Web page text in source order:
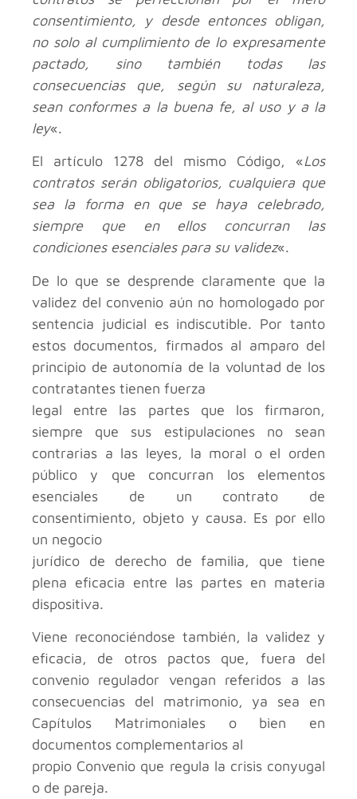
consentimiento, y desde entonces obligan,
no solo al cumplimiento de lo expresamente
pactado, sino también todas las
consecuencias que, según su naturaleza,
sean conformes a la buena fe, al uso y a la
ley«.
El artículo 1278 del mismo Código, «Los
contratos serán obligatorios, cualquiera que
sea la forma en que se haya celebrado,
siempre que en ellos concurran las
condiciones esenciales para su validez«.
De lo que se desprende claramente que la
validez del convenio aún no homologado por
sentencia judicial es indiscutible. Por tanto
estos documentos, firmados al amparo del
principio de autonomía de la voluntad de los
contratantes tienen fuerza
legal entre las partes que los firmaron,
siempre que sus estipulaciones no sean
contrarias a las leyes, la moral o el orden
público y que concurran los elementos
esenciales de un contrato de
consentimiento, objeto y causa. Es por ello
un negocio
jurídico de derecho de familia, que tiene
plena eficacia entre las partes en materia
dispositiva.
Viene reconociéndose también, la validez y
eficacia, de otros pactos que, fuera del
convenio regulador vengan referidos a las
consecuencias del matrimonio, ya sea en
Capítulos Matrimoniales o bien en
documentos complementarios al
propio Convenio que regula la crisis conyugal
o de pareja.